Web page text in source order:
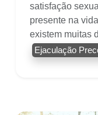
satisfação
presente na
existem muitas
Ejaculação